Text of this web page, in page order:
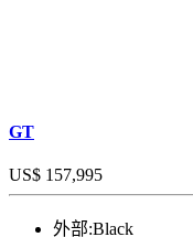
GT
US$ 157,995
外部:Black